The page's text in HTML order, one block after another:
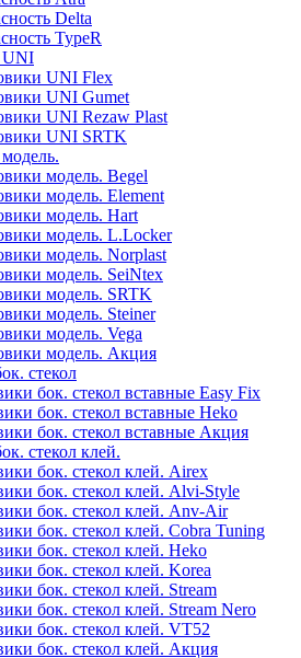
Delta
TypeR
UNI
UNI Flex
UNI Gumet
UNI Rezaw Plast
UNI SRTK
модель. Begel
модель. Element
модель. Hart
модель. L.Locker
модель. Norplast
модель. SeiNtex
модель. SRTK
модель. Steiner
модель. Vega
модель. Акция
стекол
бок. стекол вставные Easy Fix
бок. стекол вставные Heko
бок. стекол вставные Акция
стекол клей.
бок. стекол клей. Airex
бок. стекол клей. Alvi-Style
бок. стекол клей. Anv-Air
бок. стекол клей. Cobra Tuning
бок. стекол клей. Heko
бок. стекол клей. Korea
бок. стекол клей. Stream
бок. стекол клей. Stream Nero
бок. стекол клей. VT52
бок. стекол клей. Акция